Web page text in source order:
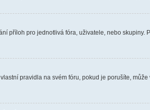
příloh pro jednotlivá fóra, uživatele, nebo
pravidla na svém fóru, pokud je porušíte,